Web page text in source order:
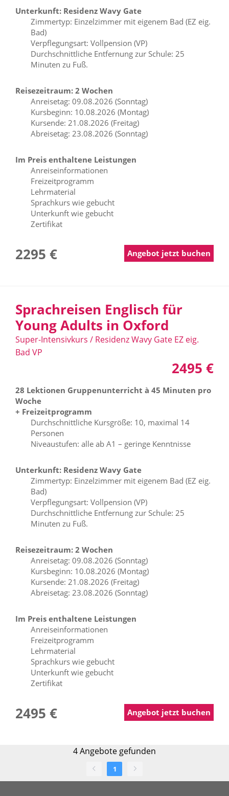
Unterkunft: Residenz Wavy Gate
Zimmertyp: Einzelzimmer mit eigenem Bad (EZ eig.
Bad)
Verpflegungsart: Vollpension (VP)
Durchschnittliche Entfernung zur Schule: 25
Minuten zu Fuß.
Reisezeitraum: 2 Wochen
Anreisetag: 09.08.2026 (Sonntag)
Kursbeginn: 10.08.2026 (Montag)
Kursende: 21.08.2026 (Freitag)
Abreisetag: 23.08.2026 (Sonntag)
Im Preis enthaltene Leistungen
Anreiseinformationen
Freizeitprogramm
Lehrmaterial
Sprachkurs wie gebucht
Unterkunft wie gebucht
Zertifikat
2295 € Angebot jetzt buchen
Sprachreisen Englisch für
Young Adults in Oxford
Super-Intensivkurs / Residenz Wavy Gate EZ eig.
Bad VP
2495 €
28 Lektionen Gruppenunterricht à 45 Minuten pro
Woche
+ Freizeitprogramm
Durchschnittliche Kursgröße: 10, maximal 14
Personen
Niveaustufen: alle ab A1 – geringe Kenntnisse
Unterkunft: Residenz Wavy Gate
Zimmertyp: Einzelzimmer mit eigenem Bad (EZ eig.
Bad)
Verpflegungsart: Vollpension (VP)
Durchschnittliche Entfernung zur Schule: 25
Minuten zu Fuß.
Reisezeitraum: 2 Wochen
Anreisetag: 09.08.2026 (Sonntag)
Kursbeginn: 10.08.2026 (Montag)
Kursende: 21.08.2026 (Freitag)
Abreisetag: 23.08.2026 (Sonntag)
Im Preis enthaltene Leistungen
Anreiseinformationen
Freizeitprogramm
Lehrmaterial
Sprachkurs wie gebucht
Unterkunft wie gebucht
Zertifikat
2495 € Angebot jetzt buchen
4Angebote gefunden
1